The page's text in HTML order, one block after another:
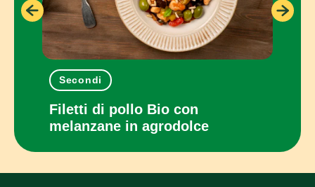
Secondi
Filetti di pollo Bio con
melanzane in agrodolce